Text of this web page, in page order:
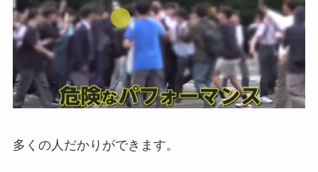
多くの人だかりができます。